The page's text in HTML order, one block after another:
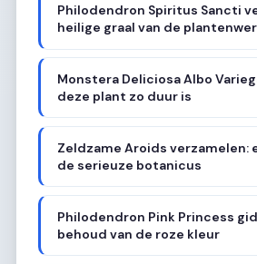
Philodendron Spiritus Sancti
heilige graal van de
Monstera Deliciosa Albo
deze plant zo duur is
Zeldzame Aroids verzamelen:
de serieuze botanicus
Philodendron Pink Princess
behoud van de roze kleur